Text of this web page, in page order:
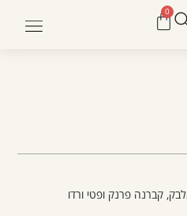
0
קברנה פרנק ופטי ורדו